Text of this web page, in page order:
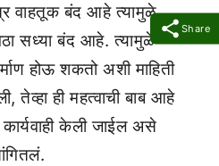
Share
वाहतूक बंद आहे त्यामुळे
सध्या बंद आहे. त्यामुळे
होऊ शकतो अशी माहिती
तेव्हा ही महत्वाची बाब आहे
कार्यवाही केली जाईल असे